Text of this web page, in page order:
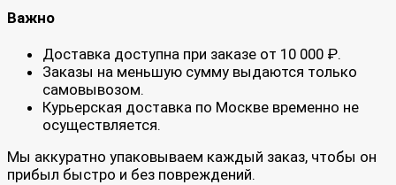
Важно
Доставка доступна при заказе от 10 000 ₽.
Заказы на меньшую сумму выдаются только
самовывозом.
Курьерская доставка по Москве временно не
осуществляется.
Мы аккуратно упаковываем каждый заказ, чтобы он
прибыл быстро и без повреждений.